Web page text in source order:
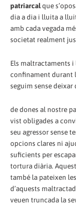
patriarcalque
dia a dia i lluita a
amb cada vegada
societat realment
Els maltractaments i
confinament durant
seguim sense deixar
de dones al nostre
vist obligades a
seu agressor sense
opcions clares ni
suficients per
tortura diària.
també la pateixen
d’aquests
veuen truncada la